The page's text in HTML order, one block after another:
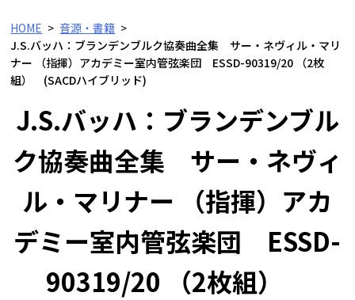
HOME
音源・書籍
J.S.バッハ：ブランデンブルク協奏曲全集 サー・ネヴィル・マリ
ナー （指揮）アカデミー室内管弦楽団 ESSD-90319/20 （2枚
組） (SACDハイブリッド)
J.S.バッハ：ブランデンブル
ク協奏曲全集 サー・ネヴィ
ル・マリナー （指揮）アカ
デミー室内管弦楽団 ESSD-
90319/20 （2枚組）